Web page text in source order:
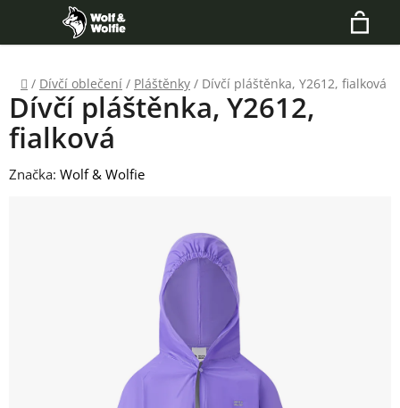
obsah
Hledat
Domů
/ Dívčí oblečení / Pláštěnky / Dívčí pláštěnka, Y2612, fialková
Dívčí pláštěnka, Y2612,
fialková
Značka: Wolf & Wolfie